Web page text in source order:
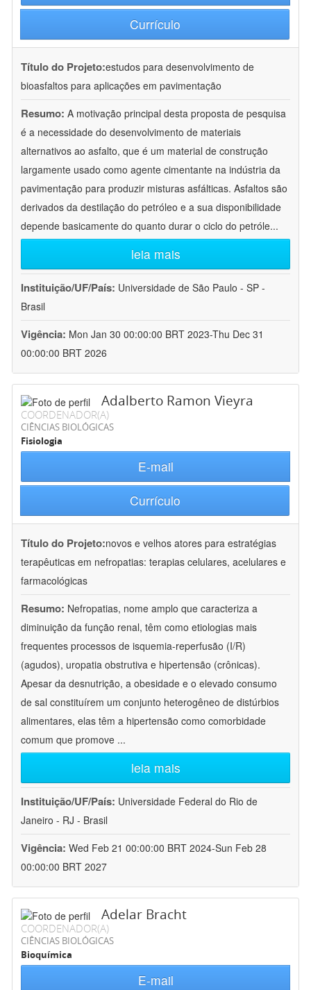
Currículo
Título do Projeto:estudos para desenvolvimento de
bioasfaltos para aplicações em pavimentação
Resumo: A motivação principal desta proposta de pesquisa
é a necessidade do desenvolvimento de materiais
alternativos ao asfalto, que é um material de construção
largamente usado como agente cimentante na indústria da
pavimentação para produzir misturas asfálticas. Asfaltos são
derivados da destilação do petróleo e a sua disponibilidade
depende basicamente do quanto durar o ciclo do petróle...
leia mais
Instituição/UF/País: Universidade de São Paulo - SP -
Brasil
Vigência: Mon Jan 30 00:00:00 BRT 2023-Thu Dec 31
00:00:00 BRT 2026
Adalberto Ramon Vieyra
COORDENADOR(A)
CIÊNCIAS BIOLÓGICAS
Fisiologia
E-mail
Currículo
Título do Projeto:novos e velhos atores para estratégias
terapêuticas em nefropatias: terapias celulares, acelulares e
farmacológicas
Resumo: Nefropatias, nome amplo que caracteriza a
diminuição da função renal, têm como etiologias mais
frequentes processos de isquemia-reperfusão (I/R)
(agudos), uropatia obstrutiva e hipertensão (crônicas).
Apesar da desnutrição, a obesidade e o elevado consumo
de sal constituírem um conjunto heterogêneo de distúrbios
alimentares, elas têm a hipertensão como comorbidade
comum que promove ...
leia mais
Instituição/UF/País: Universidade Federal do Rio de
Janeiro - RJ - Brasil
Vigência: Wed Feb 21 00:00:00 BRT 2024-Sun Feb 28
00:00:00 BRT 2027
Adelar Bracht
COORDENADOR(A)
CIÊNCIAS BIOLÓGICAS
Bioquímica
E-mail